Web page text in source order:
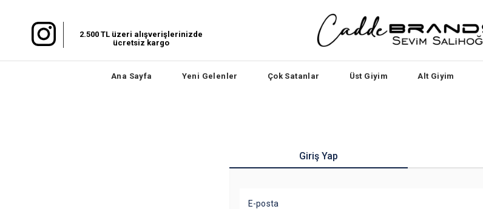
2.500 TL üzeri alışverişlerinizde
ücretsiz kargo
Ana Sayfa Yeni Gelenler Çok Satanlar Üst Giyim Alt Giyim
Giriş Yap
E-posta